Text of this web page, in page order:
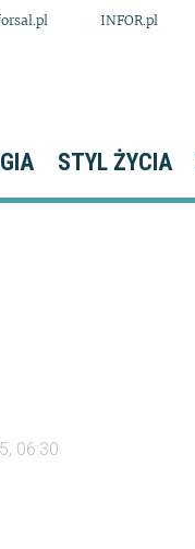
INFOR.pl
STYL ŻYCIA
06:30